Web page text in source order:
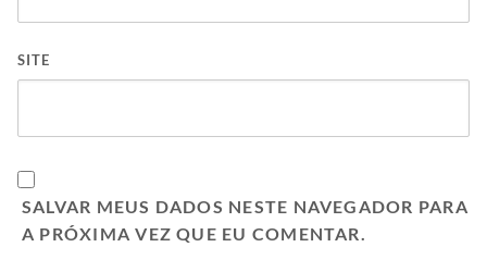
SITE
SALVAR MEUS DADOS NESTE NAVEGADOR PARA
A PRÓXIMA VEZ QUE EU COMENTAR.